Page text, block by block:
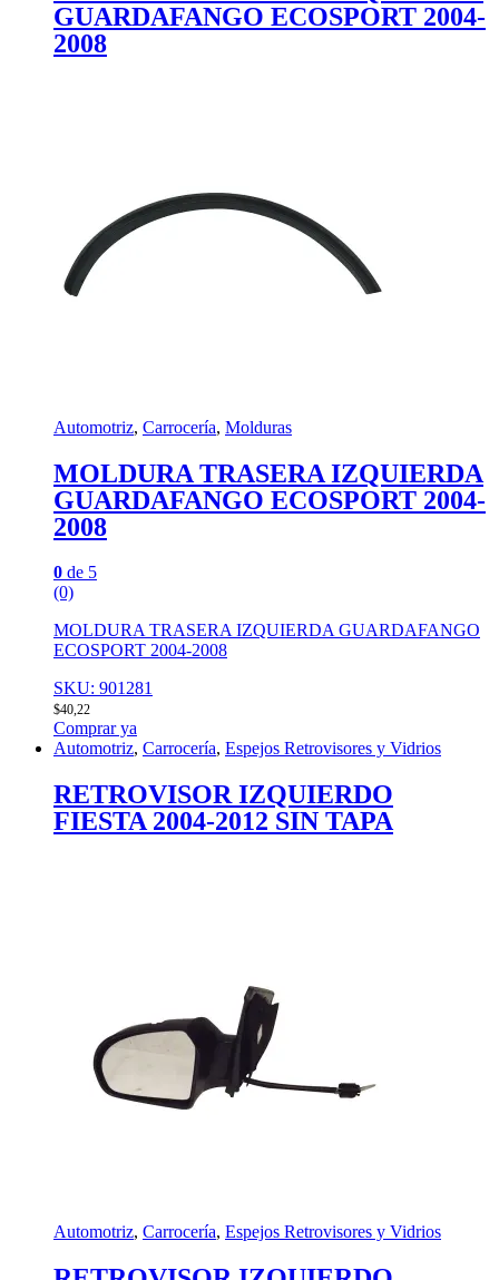
GUARDAFANGO ECOSPORT 2004-
2008
Automotriz, Carrocería, Molduras
MOLDURA TRASERA IZQUIERDA
GUARDAFANGO ECOSPORT 2004-
2008
0 de 5
(0)
MOLDURA TRASERA IZQUIERDA GUARDAFANGO
ECOSPORT 2004-2008
SKU: 901281
$40,22
Comprar ya
Automotriz, Carrocería, Espejos Retrovisores y Vidrios
RETROVISOR IZQUIERDO
FIESTA 2004-2012 SIN TAPA
Automotriz, Carrocería, Espejos Retrovisores y Vidrios